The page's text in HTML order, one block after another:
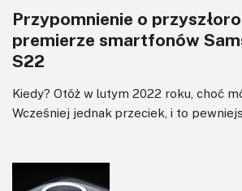
Przypomnienie o
premierze smartfonów
S22
Kiedy? Otóż w lutym 2022 roku, choć
Wcześniej jednak przeciek, i to